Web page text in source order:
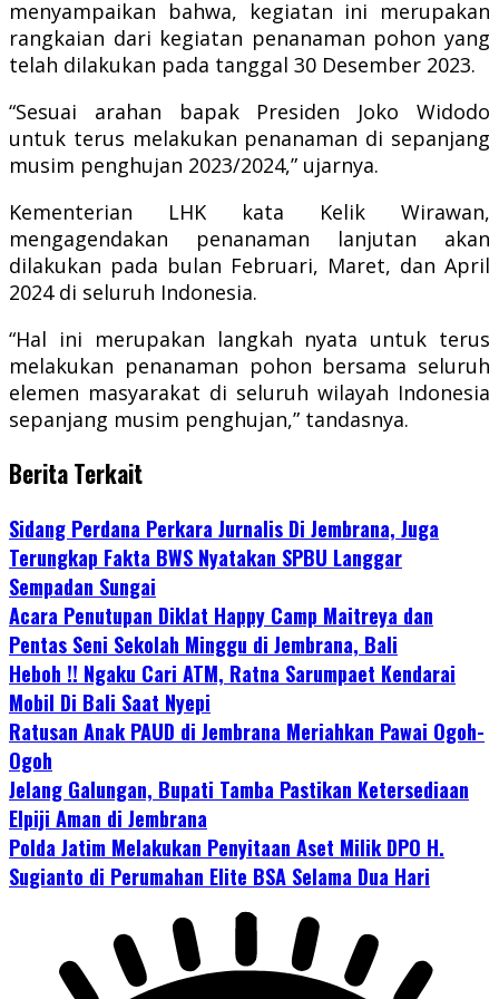
menyampaikan bahwa, kegiatan ini merupakan
rangkaian dari kegiatan penanaman pohon yang
telah dilakukan pada tanggal 30 Desember 2023.
“Sesuai arahan bapak Presiden Joko Widodo
untuk terus melakukan penanaman di sepanjang
musim penghujan 2023/2024,” ujarnya.
Kementerian LHK kata Kelik Wirawan,
mengagendakan penanaman lanjutan akan
dilakukan pada bulan Februari, Maret, dan April
2024 di seluruh Indonesia.
“Hal ini merupakan langkah nyata untuk terus
melakukan penanaman pohon bersama seluruh
elemen masyarakat di seluruh wilayah Indonesia
sepanjang musim penghujan,” tandasnya.
Berita Terkait
Sidang Perdana Perkara Jurnalis Di Jembrana, Juga
Terungkap Fakta BWS Nyatakan SPBU Langgar
Sempadan Sungai
Acara Penutupan Diklat Happy Camp Maitreya dan
Pentas Seni Sekolah Minggu di Jembrana, Bali
Heboh !! Ngaku Cari ATM, Ratna Sarumpaet Kendarai
Mobil Di Bali Saat Nyepi
Ratusan Anak PAUD di Jembrana Meriahkan Pawai Ogoh-
Ogoh
Jelang Galungan, Bupati Tamba Pastikan Ketersediaan
Elpiji Aman di Jembrana
Polda Jatim Melakukan Penyitaan Aset Milik DPO H.
Sugianto di Perumahan Elite BSA Selama Dua Hari